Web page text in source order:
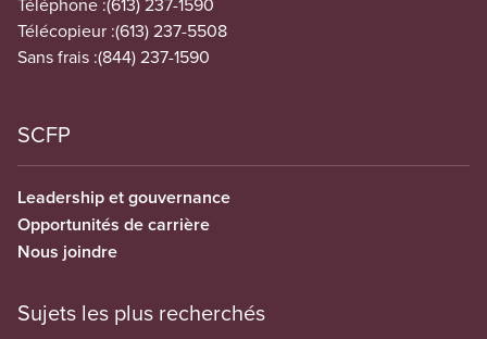
Télécopieur :(613) 237-5508
Sans frais :(844) 237-1590
SCFP
Leadership et gouvernance
Opportunités de carrière
Nous joindre
Sujets les plus recherchés